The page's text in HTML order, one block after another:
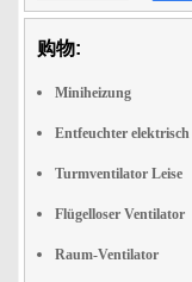
购物:
Miniheizung
Entfeuchter elektrisch
Turmventilator Leise
Flügelloser Ventilator
Raum-Ventilator